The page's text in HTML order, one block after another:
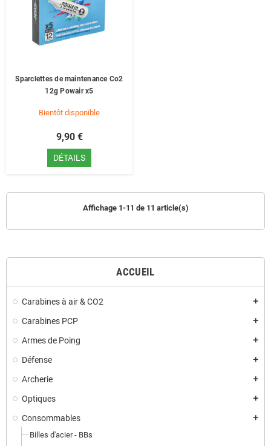
ACCUEIL
Carabines à air & CO2 add
Carabines PCP add
Armes de Poing add
Défense add
Archerie add
Optiques add
Consommables add
Billes d'acier - BBs
Sparclettes de maintenance Co2
12g Powair x5
Bientôt disponible
9,90 €
DÉTAILS
Affichage 1-11 de 11 article(s)